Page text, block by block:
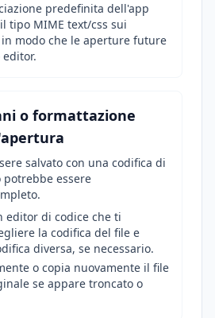
predefinita dell'app
tipo MIME text/css sui
modo che le aperture future
o formattazione
salvato con una codifica di
essere
editor di codice che ti
la codifica del file e
diversa, se necessario.
o copia nuovamente il file
se appare troncato o